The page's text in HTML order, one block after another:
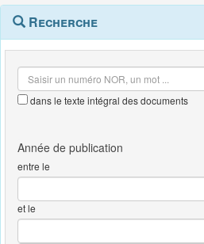
Navigation
outils
Menu
contextuel
Recherche
dans le texte intégral des documents
entre le
et le